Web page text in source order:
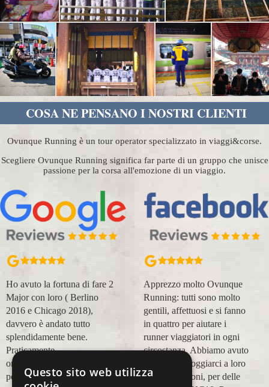
COSA NE PENSANO I NOSTRI CLIENTI
Ovunque Running è un tour operator specializzato in viaggi&corse.
Scegliere Ovunque Running significa far parte di un gruppo che unisce
passione per la corsa all'emozione di un viaggio.
Apprezzo molto Ovunque
Running: tutti sono molto
gentili, affettuosi e si fanno
in quattro per aiutare i
runner viaggiatori in ogni
circostanza. Abbiamo avuto
modo di appoggiarci a loro
in più occasioni, per delle
Organizzazione perfetta,
accompagnatori super
(Massimo e Anna). Prima
esperienza con voi molto
positiva! Alla prossima e
grazie!
Lara Buranti
Questo sito web utilizza